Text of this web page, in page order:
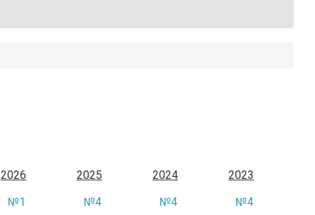
2026
№1
2025
№4
2024
№4
2023
№4